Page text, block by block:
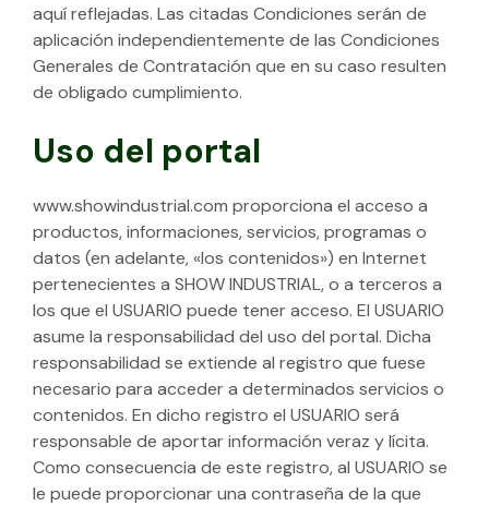
aquí reflejadas. Las citadas Condiciones serán de
aplicación independientemente de las Condiciones
Generales de Contratación que en su caso resulten
de obligado cumplimiento.
Uso del portal
www.showindustrial.com proporciona el acceso a
productos, informaciones, servicios, programas o
datos (en adelante, «los contenidos») en Internet
pertenecientes a SHOW INDUSTRIAL, o a terceros a
los que el USUARIO puede tener acceso. El USUARIO
asume la responsabilidad del uso del portal. Dicha
responsabilidad se extiende al registro que fuese
necesario para acceder a determinados servicios o
contenidos. En dicho registro el USUARIO será
responsable de aportar información veraz y lícita.
Como consecuencia de este registro, al USUARIO se
le puede proporcionar una contraseña de la que